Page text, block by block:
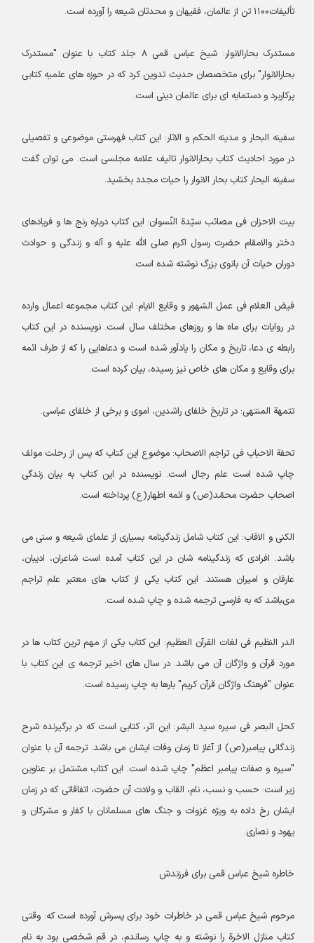
تألیفات۱۱۰۰ تن از عالمان، فقیهان و محدثان شیعه را آورده است.
مستدرک‌ بحارالانوار: شیخ عباس قمی ۸ جلد کتاب با عنوان "مستدرک‌
بحارالانوار" برای متخصصان حدیث تدوین کرد که در حوزه های علمیه کتابی
پرکاربرد و دستمایه ای برای عالمان دینی است.
سفینه البحار و مدینه الحکم و الاثار: این کتاب فهرستی موضوعی و تفصیلی
در مورد احادیث کتاب بحارالانوار تالیف علامه مجلسی است. می توان گفت
سفینه البحار کتاب بحار الانوار را حیات مجدد بخشید.
بیت الاحزان فى مصائب سیّدة النّسوان: این کتاب درباره رنج ها و فریادهاى
دختر والامقام حضرت رسول اکرم صلى الله علیه و آله و زندگى و حوادث
دوران حیات آن بانوى بزرگ نوشته شده است.
فیض العلام فی عمل الشهور و وقایع الایام: این کتاب مجموعه اعمال وارده
در روایات برای ماه ها و روزهای مختلف سال است. نویسنده در این کتاب
رابطه ی دعا، تاریخ و مکان را یادآور شده است و دعاهایی را که از طرف ائمه
برای وقایع و مکان های خاص نیز رسیده، بیان کرده است.
تتمهة المنتهی: در تاریخ خلفای راشدین، اموی و برخی از خلفای عباسی.
تحفة الاحباب فى تراجم الاصحاب: موضوع این کتاب که پس از رحلت مولف
چاپ شده است علم رجال است. نویسنده در این کتاب به بیان زندگی
اصحاب حضرت محمّد(ص) و ائمه اطهار(ع) پرداخته است.
الکنی و الاقاب: این کتاب شامل زندگینامه بسیاری از علمای شیعه و سنی می
باشد. افرادی که زندگینامه شان در این کتاب آمده است شاعران، ادیبان،
عارفان و امیران هستند. این کتاب یکى از کتاب هاى معتبر علم تراجم
مى‏باشد که به فارسى ترجمه شده و چاپ شده است.
الدر النظیم فی لغات القرآن العظیم: این کتاب یکی از مهم ترین کتاب ها در
مورد قرآن و واژگان آن می باشد. در سال های اخیر ترجمه ی این کتاب با
عنوان "فرهنگ واژگان قرآن کریم" بارها به چاپ رسیده است.
کحل البصر فی سیره سید البشر: این اثر، کتابی است که در برگیرنده شرح
زندگانی پیامبر(ص) از آغاز تا زمان وفات ایشان می باشد. ترجمه آن با عنوان
"سیره و صفات پیامبر اعظم" چاپ شده است. این کتاب مشتمل بر عناوین
زیر است: حسب و نسب، نام، القاب و ولادت آن حضرت، اتفاقاتی که در زمان
ایشان رخ داده به ویژه غزوات و جنگ های مسلمانان با کفار و مشرکان و
یهود و نصاری.
خاطره شیخ عباس قمی برای فرزندش
مرحوم شیخ عباس قمى در خاطرات خود برای پسرش آورده است که: وقتى
کتاب منازل الاخرة را نوشته و به چاپ رساندم، در قم شخصى بود به نام